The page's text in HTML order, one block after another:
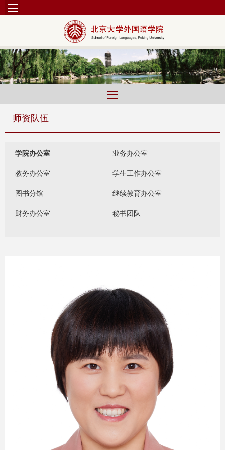
师资队伍
学院办公室 业务办公室
教务办公室 学生工作办公室
图书分馆 继续教育办公室
财务办公室 秘书团队